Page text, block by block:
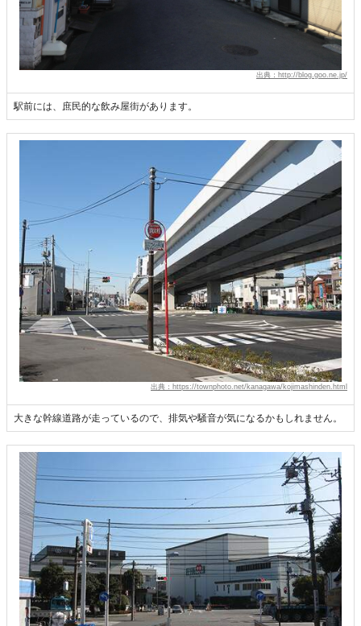
出典：http://blog.goo.ne.jp/
駅前には、庶民的な飲み屋街があります。
出典：https://townphoto.net/kanagawa/kojimashinden.html
大きな幹線道路が走っているので、排気や騒音が気になるかもしれません。